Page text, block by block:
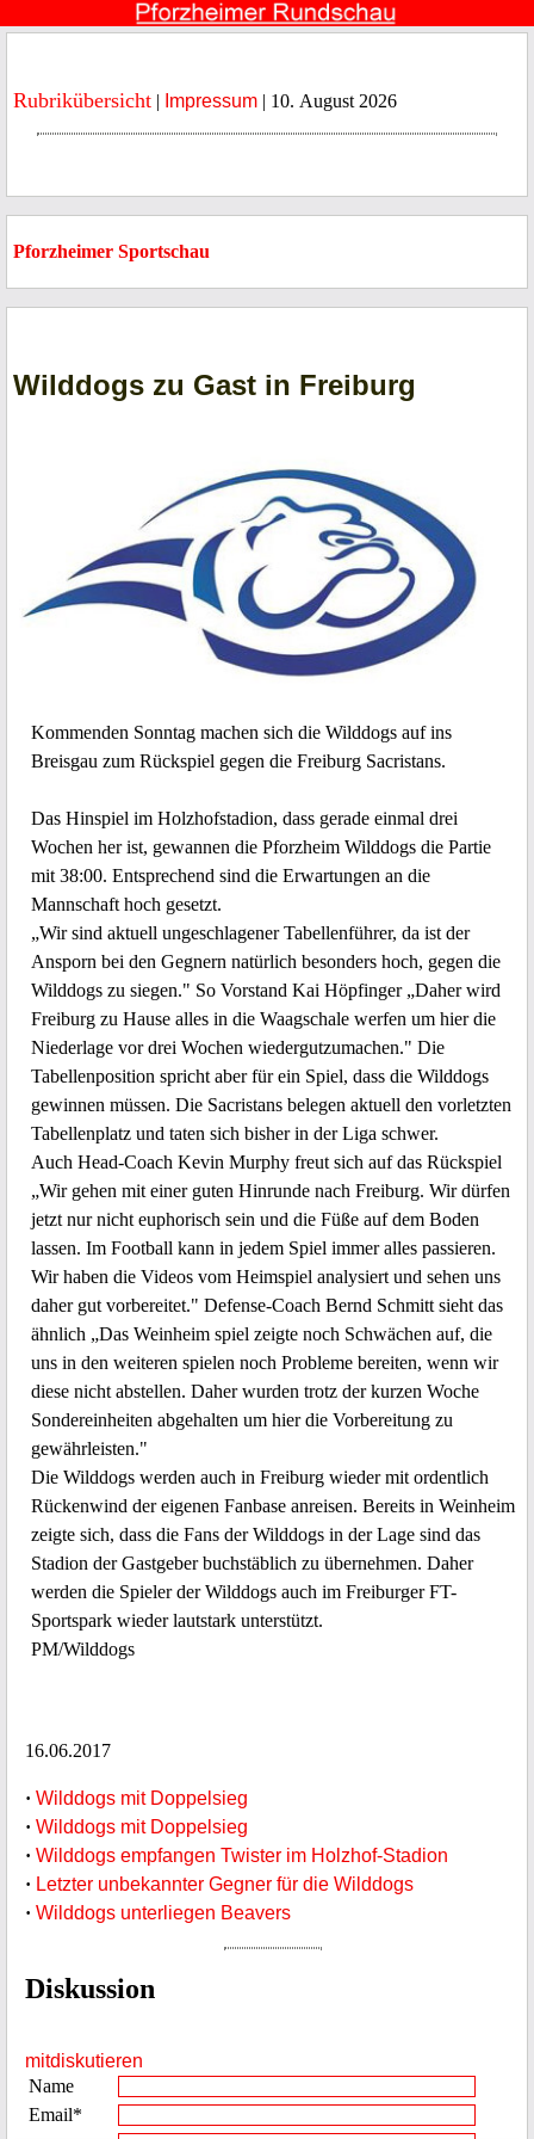
Rubrikübersicht | Impressum | 10. August 2026
Pforzheimer Sportschau
Wilddogs zu Gast in Freiburg
Kommenden Sonntag machen sich die Wilddogs auf ins
Breisgau zum Rückspiel gegen die Freiburg Sacristans.
Das Hinspiel im Holzhofstadion, dass gerade einmal drei
Wochen her ist, gewannen die Pforzheim Wilddogs die Partie
mit 38:00. Entsprechend sind die Erwartungen an die
Mannschaft hoch gesetzt.
„Wir sind aktuell ungeschlagener Tabellenführer, da ist der
Ansporn bei den Gegnern natürlich besonders hoch, gegen die
Wilddogs zu siegen." So Vorstand Kai Höpfinger „Daher wird
Freiburg zu Hause alles in die Waagschale werfen um hier die
Niederlage vor drei Wochen wiedergutzumachen." Die
Tabellenposition spricht aber für ein Spiel, dass die Wilddogs
gewinnen müssen. Die Sacristans belegen aktuell den vorletzten
Tabellenplatz und taten sich bisher in der Liga schwer.
Auch Head-Coach Kevin Murphy freut sich auf das Rückspiel
„Wir gehen mit einer guten Hinrunde nach Freiburg. Wir dürfen
jetzt nur nicht euphorisch sein und die Füße auf dem Boden
lassen. Im Football kann in jedem Spiel immer alles passieren.
Wir haben die Videos vom Heimspiel analysiert und sehen uns
daher gut vorbereitet." Defense-Coach Bernd Schmitt sieht das
ähnlich „Das Weinheim spiel zeigte noch Schwächen auf, die
uns in den weiteren spielen noch Probleme bereiten, wenn wir
diese nicht abstellen. Daher wurden trotz der kurzen Woche
Sondereinheiten abgehalten um hier die Vorbereitung zu
gewährleisten."
Die Wilddogs werden auch in Freiburg wieder mit ordentlich
Rückenwind der eigenen Fanbase anreisen. Bereits in Weinheim
zeigte sich, dass die Fans der Wilddogs in der Lage sind das
Stadion der Gastgeber buchstäblich zu übernehmen. Daher
werden die Spieler der Wilddogs auch im Freiburger FT-
Sportspark wieder lautstark unterstützt.
PM/Wilddogs
16.06.2017
· Wilddogs mit Doppelsieg
· Wilddogs mit Doppelsieg
· Wilddogs empfangen Twister im Holzhof-Stadion
· Letzter unbekannter Gegner für die Wilddogs
· Wilddogs unterliegen Beavers
Diskussion
mitdiskutieren
Name
Email*